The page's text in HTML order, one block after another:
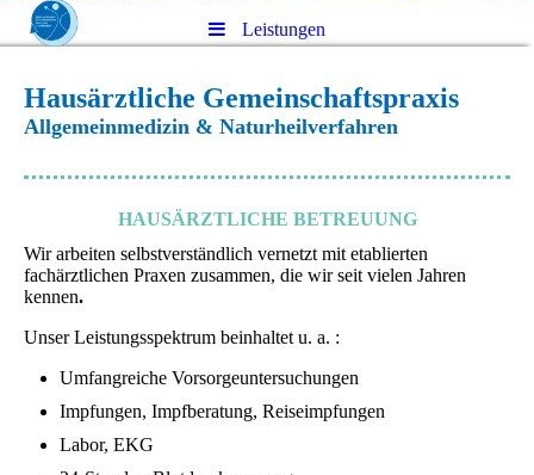
Leistungen
Hausärztliche Gemeinschaftspraxis
Allgemeinmedizin & Naturheilverfahren
HAUSÄRZTLICHE BETREUUNG
Wir arbeiten selbstverständlich vernetzt mit etablierten
fachärztlichen Praxen zusammen, die wir seit vielen Jahren
kennen.
Unser Leistungsspektrum beinhaltet u. a. :
Umfangreiche Vorsorgeuntersuchungen
Impfungen, Impfberatung, Reiseimpfungen
Labor, EKG